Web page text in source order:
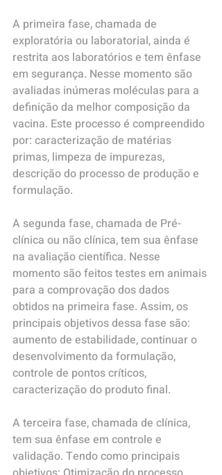
A primeira fase, chamada de
exploratória ou laboratorial, ainda é
restrita aos laboratórios e tem ênfase
em segurança. Nesse momento são
avaliadas inúmeras moléculas para a
definição da melhor composição da
vacina. Este processo é compreendido
por: caracterização de matérias
primas, limpeza de impurezas,
descrição do processo de produção e
formulação.
A segunda fase, chamada de Pré-
clínica ou não clínica, tem sua ênfase
na avaliação científica. Nesse
momento são feitos testes em animais
para a comprovação dos dados
obtidos na primeira fase. Assim, os
principais objetivos dessa fase são:
aumento de estabilidade, continuar o
desenvolvimento da formulação,
controle de pontos críticos,
caracterização do produto final.
A terceira fase, chamada de clínica,
tem sua ênfase em controle e
validação. Tendo como principais